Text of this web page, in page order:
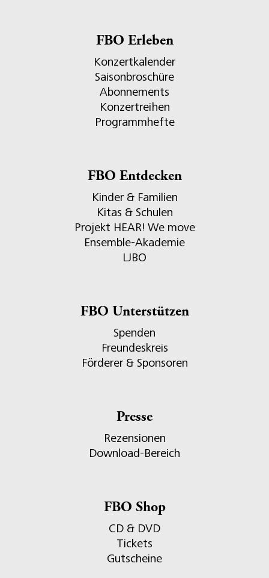
FBO Erleben
Konzertkalender
Saisonbroschüre
Abonnements
Konzertreihen
Programmhefte
FBO Entdecken
Kinder & Familien
Kitas & Schulen
Projekt HEAR! We move
Ensemble-Akademie
LJBO
FBO Unterstützen
Spenden
Freundeskreis
Förderer & Sponsoren
Presse
Rezensionen
Download-Bereich
FBO Shop
CD & DVD
Tickets
Gutscheine